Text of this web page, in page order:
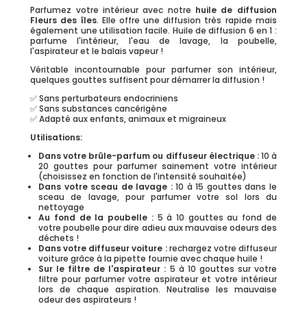
Parfumez votre intérieur avec notre huile de diffusion
Fleurs des îles. Elle offre une diffusion très rapide mais
également une utilisation facile. Huile de diffusion 6 en 1 :
parfume l'intérieur, l'eau de lavage, la poubelle,
l'aspirateur et le balais vapeur !
Véritable incontournable pour parfumer son intérieur,
quelques gouttes suffisent pour démarrer la diffusion !
✅ Sans perturbateurs endocriniens
✅ Sans substances cancérigène
✅ Adapté aux enfants, animaux et migraineux
Utilisations:
Dans votre brûle-parfum ou diffuseur électrique :10 à
20 gouttes pour parfumer sainement votre intérieur
(choisissez en fonction de l'intensité souhaitée)
Dans votre sceau de lavage :10 à 15 gouttes dans le
sceau de lavage, pour parfumer votre sol lors du
nettoyage
Au fond de la poubelle :5 à 10 gouttes au fond de
votre poubelle pour dire adieu aux mauvaise odeurs des
déchets !
Dans votre diffuseur voiture :rechargez votre diffuseur
voiture grâce à la pipette fournie avec chaque huile !
Sur le filtre de l'aspirateur : 5 à 10 gouttes sur votre
filtre pour parfumer votre aspirateur et votre intérieur
lors de chaque aspiration. Neutralise les mauvaise
odeur des aspirateurs !